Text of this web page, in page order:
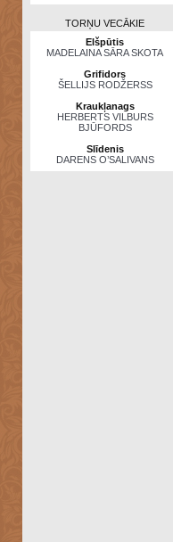
TORŅU VECĀKIE
Elšpūtis
MADELAINA SĀRA SKOTA
Grifidors
ŠELLIJS RODŽERSS
Kraukļanags
HERBERTS VILBURS
BJŪFORDS
Slīdenis
DARENS O’SALIVANS